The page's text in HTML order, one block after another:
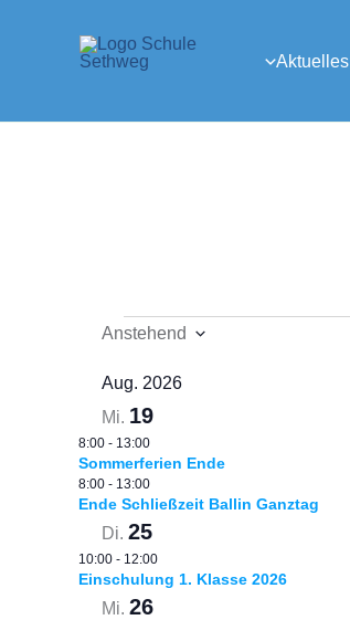
Aktuelles
Veranstaltungen
Anstehend
auswählen.
Aug. 2026
Mi. 19
8:00- 13:00
Sommerferien Ende
8:00- 13:00
Ende Schließzeit Ballin Ganztag
Di. 25
10:00- 12:00
Einschulung 1. Klasse 2026
Mi. 26